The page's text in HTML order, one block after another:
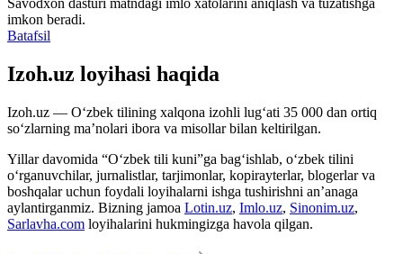
imkon beradi.
Batafsil
Izoh.uz loyihasi haqida
Izoh.uz — O‘zbek tilining xalqona izohli lug‘ati 35 000 dan ortiq
so‘zlarning ma’nolari ibora va misollar bilan keltirilgan.
Yillar davomida “O‘zbek tili kuni”ga bag‘ishlab, o‘zbek tilini
o‘rganuvchilar, jurnalistlar, tarjimonlar, kopirayterlar, blogerlar va
boshqalar uchun foydali loyihalarni ishga tushirishni an’anaga
aylantirganmiz. Bizning jamoa Lotin.uz, Imlo.uz, Sinonim.uz,
Sarlavha.com loyihalarini hukmingizga havola qilgan.